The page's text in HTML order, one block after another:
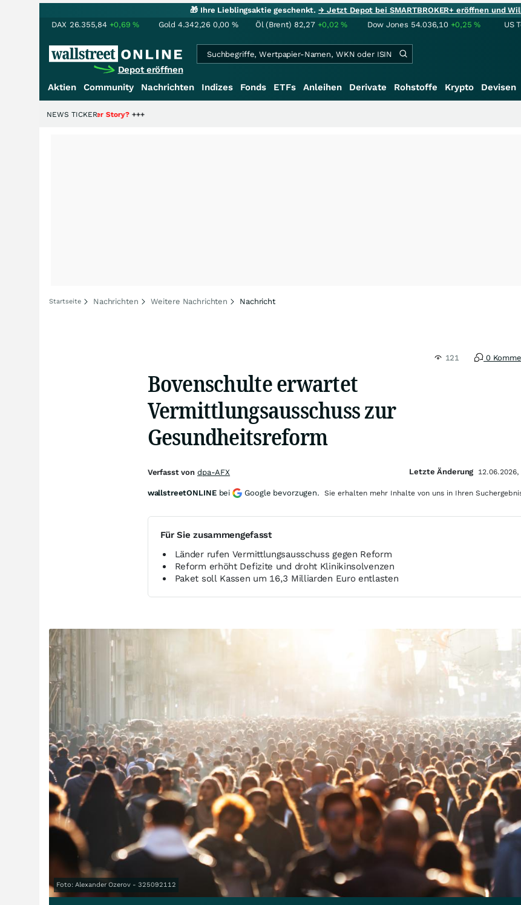
🎁 Ihre Lieblingsaktie geschenkt.→ Jetzt Depot bei SMARTBROKER+ eröffnen und
DAX 26.355,84 +0,69% Gold 4.342,26 0,00 % Öl (Brent) 82,27 +0,02% Dow Jones 54.036,10 +0,25% US
Depot eröffnen
Aktien Community Nachrichten Indizes Fonds ETFs Anleihen Derivate Rohstoffe Krypto Devisen
Hälfte der Story?+++
NEWS TICKER
Startseite Nachrichten Weitere Nachrichten Nachricht
121 0
Bovenschulte erwartet
Vermittlungsausschuss zur
Gesundheitsreform
Für Sie zusammengefasst
Länder rufen Vermittlungsausschuss gegen Reform
Reform erhöht Defizite und droht Klinikinsolvenzen
Paket soll Kassen um 16,3 Milliarden Euro entlasten
Foto: Alexander Ozerov - 325092112
Verfasst von dpa-AFX Letzte Änderung
wallstreetONLINE bei Google bevorzugen. Sie erhalten mehr Inhalte von uns in Ihren